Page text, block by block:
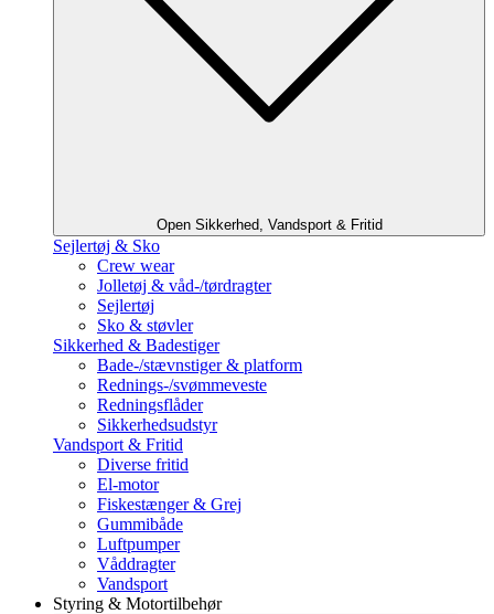
Open Sikkerhed, Vandsport & Fritid
Sejlertøj & Sko
Crew wear
Jolletøj & våd-/tørdragter
Sejlertøj
Sko & støvler
Sikkerhed & Badestiger
Bade-/stævnstiger & platform
Rednings-/svømmeveste
Redningsflåder
Sikkerhedsudstyr
Vandsport & Fritid
Diverse fritid
El-motor
Fiskestænger & Grej
Gummibåde
Luftpumper
Våddragter
Vandsport
Styring & Motortilbehør